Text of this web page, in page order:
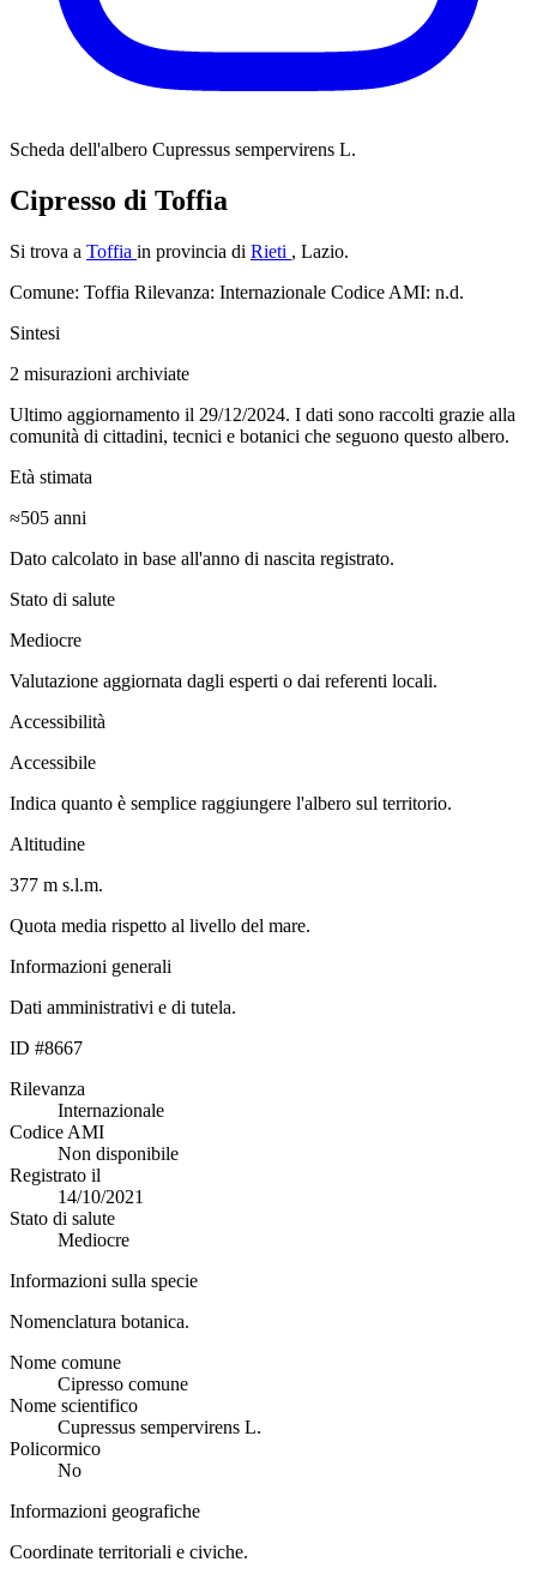
Scheda dell'albero Cupressus sempervirens L.
Cipresso di Toffia
Si trova a Toffia in provincia di Rieti , Lazio.
Comune: Toffia Rilevanza: Internazionale Codice AMI: n.d.
Sintesi
2 misurazioni archiviate
Ultimo aggiornamento il 29/12/2024. I dati sono raccolti grazie alla
comunità di cittadini, tecnici e botanici che seguono questo albero.
Età stimata
≈505 anni
Dato calcolato in base all'anno di nascita registrato.
Stato di salute
Mediocre
Valutazione aggiornata dagli esperti o dai referenti locali.
Accessibilità
Accessibile
Indica quanto è semplice raggiungere l'albero sul territorio.
Altitudine
377 m s.l.m.
Quota media rispetto al livello del mare.
Informazioni generali
Dati amministrativi e di tutela.
ID #8667
Rilevanza
Internazionale
Codice AMI
Non disponibile
Registrato il
14/10/2021
Stato di salute
Mediocre
Informazioni sulla specie
Nomenclatura botanica.
Nome comune
Cipresso comune
Nome scientifico
Cupressus sempervirens L.
Policormico
No
Informazioni geografiche
Coordinate territoriali e civiche.